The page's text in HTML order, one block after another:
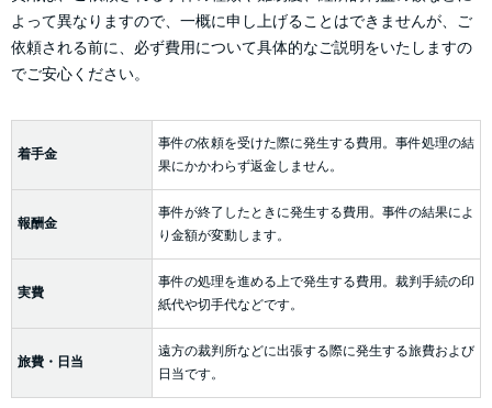
よって異なりますので、一概に申し上げることはできませんが、ご
依頼される前に、必ず費用について具体的なご説明をいたしますの
でご安心ください。
着手金
事件の依頼を受けた際に発生する費用。事件処理の結
果にかかわらず返金しません。
報酬金
事件が終了したときに発生する費用。事件の結果によ
り金額が変動します。
実費
事件の処理を進める上で発生する費用。裁判手続の印
紙代や切手代などです。
旅費・日当
遠方の裁判所などに出張する際に発生する旅費および
日当です。